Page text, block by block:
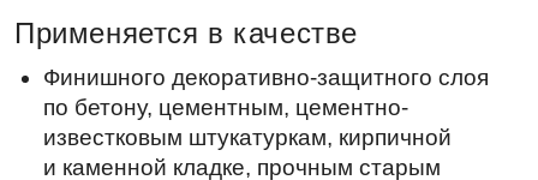
Атмосферостойкость и экологичность
Стойкость к воздействию щелочных
и минеральных поверхностей
С хорошими водозащитными свойствами,
Преимущества